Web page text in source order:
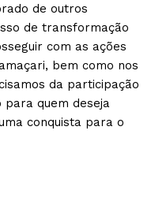
de outros
de transformação
com as ações
bem como nos
da participação
quem deseja
conquista para o